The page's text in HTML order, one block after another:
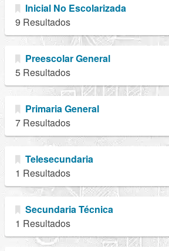
Inicial No Escolarizada
9 Resultados
Preescolar General
5 Resultados
Primaria General
7 Resultados
Telesecundaria
1 Resultados
Secundaria Técnica
1 Resultados